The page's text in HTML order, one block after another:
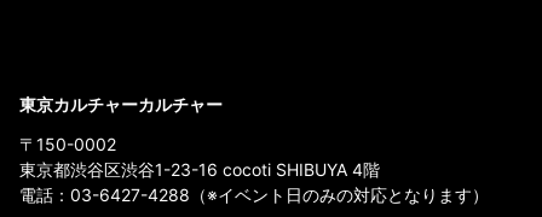
東京カルチャーカルチャー
〒150-0002
東京都渋谷区渋谷1-23-16 cocoti SHIBUYA 4階
電話： 03-6427-4288 （※イベント日のみの対応となります）